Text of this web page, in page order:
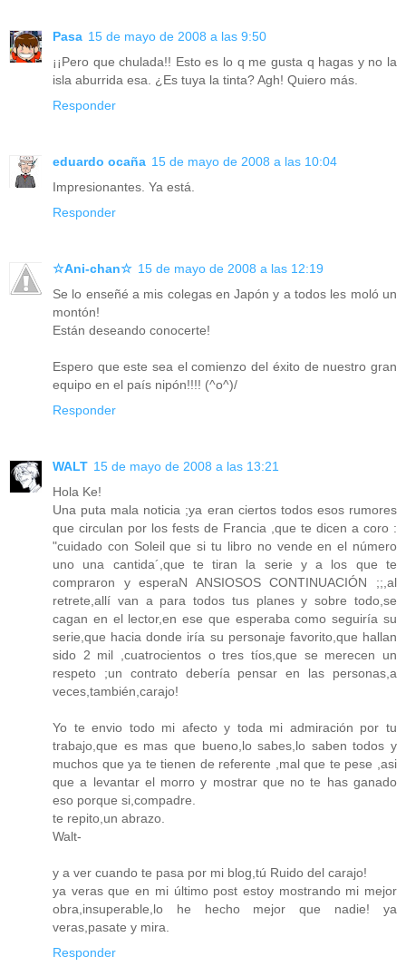
Pasa 15 de mayo de 2008 a las 9:50
¡¡Pero que chulada!! Esto es lo q me gusta q hagas y no la
isla aburrida esa. ¿Es tuya la tinta? Agh! Quiero más.
Responder
eduardo ocaña 15 de mayo de 2008 a las 10:04
Impresionantes. Ya está.
Responder
☆Ani-chan☆ 15 de mayo de 2008 a las 12:19
Se lo enseñé a mis colegas en Japón y a todos les moló un
montón!
Están deseando conocerte!
Espero que este sea el comienzo del éxito de nuestro gran
equipo en el país nipón!!!! (^o^)/
Responder
WALT 15 de mayo de 2008 a las 13:21
Hola Ke!
Una puta mala noticia ;ya eran ciertos todos esos rumores
que circulan por los fests de Francia ,que te dicen a coro :
"cuidado con Soleil que si tu libro no vende en el número
uno una cantida´,que te tiran la serie y a los que te
compraron y esperaN ANSIOSOS CONTINUACIÓN ;;,al
retrete,allí van a para todos tus planes y sobre todo,se
cagan en el lector,en ese que esperaba como seguiría su
serie,que hacia donde iría su personaje favorito,que hallan
sido 2 mil ,cuatrocientos o tres tíos,que se merecen un
respeto ;un contrato debería pensar en las personas,a
veces,también,carajo!
Yo te envio todo mi afecto y toda mi admiración por tu
trabajo,que es mas que bueno,lo sabes,lo saben todos y
muchos que ya te tienen de referente ,mal que te pese ,asi
que a levantar el morro y mostrar que no te has ganado
eso porque si,compadre.
te repito,un abrazo.
Walt-
y a ver cuando te pasa por mi blog,tú Ruido del carajo!
ya veras que en mi último post estoy mostrando mi mejor
obra,insuperable,lo he hecho mejor que nadie! ya
veras,pasate y mira.
Responder